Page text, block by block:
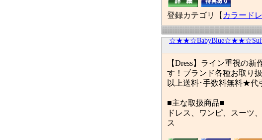
登録カテゴリ【 カラード
【Dress】ライン重視の
す！ブランド各種お取り
以上送料･手数料無料★
■主な取扱商品■
ドレス、ワンピ、スーツ
ス